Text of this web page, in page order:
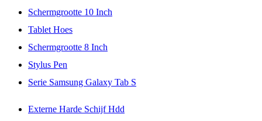
Schermgrootte 10 Inch
Tablet Hoes
Schermgrootte 8 Inch
Stylus Pen
Serie Samsung Galaxy Tab S
Externe Harde Schijf Hdd